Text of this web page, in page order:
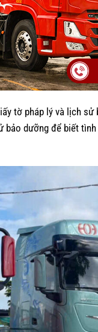
tờ pháp lý và lịch
dưỡng để biết